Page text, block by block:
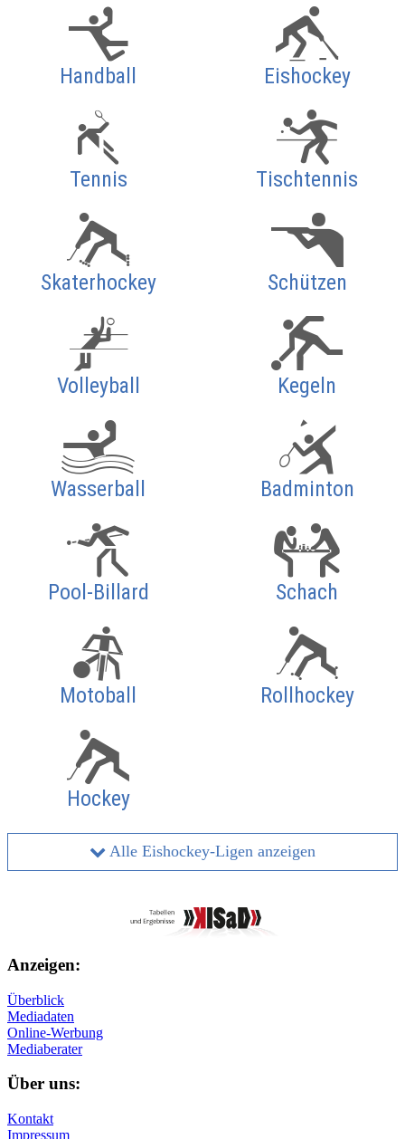
Handball Eishockey
Tennis Tischtennis
Skaterhockey Schützen
Volleyball Kegeln
Wasserball Badminton
Pool-Billard Schach
Motoball Rollhockey
Hockey
Alle Eishockey-Ligen anzeigen
Anzeigen:
Überblick
Mediadaten
Online-Werbung
Mediaberater
Über uns:
Kontakt
Impressum